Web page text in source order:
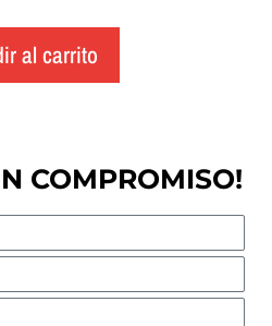
al carrito
COMPROMISO!